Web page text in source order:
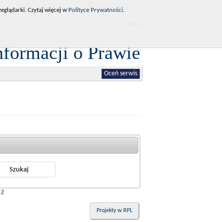
RCL Dziennik Ustaw Monitor Polski
o Prawie
Oceń serwis
Ż
Projekty w RPL
Czytaj więcej w Polityce Prywatności.